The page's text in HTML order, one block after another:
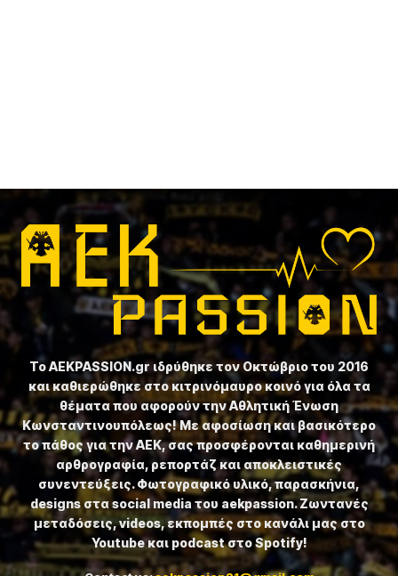
Το ⁦AEKPASSION.gr⁩ ιδρύθηκε τον Οκτώβριο του 2016
και καθιερώθηκε στο κιτρινόμαυρο κοινό για όλα τα
θέματα που αφορούν την Αθλητική Ένωση
Κωνσταντινουπόλεως! Με αφοσίωση και βασικότερο
το πάθος για την ΑΕΚ, σας προσφέρονται καθημερινή
αρθρογραφία, ρεπορτάζ και αποκλειστικές
συνεντεύξεις. Φωτογραφικό υλικό, παρασκήνια,
designs στα social media του aekpassion. Ζωντανές
μεταδόσεις, videos, εκπομπές στο κανάλι μας στο
Youtube και podcast στο Spotify!